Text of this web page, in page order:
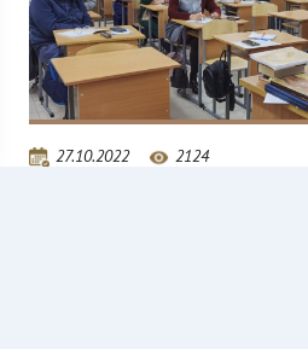
27.10.2022 2124